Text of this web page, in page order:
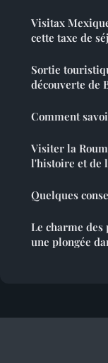
Visitax
cette taxe de
Sortie
découverte de
Comment
Visiter la
l'histoire et de
Quelques
Le charme des
une plongée